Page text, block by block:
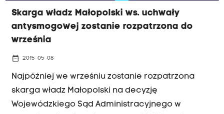
Skarga władz Małopolski ws. uchwały
antysmogowej zostanie rozpatrzona do
września
date_range 2015-05-08
Najpóźniej we wrześniu zostanie rozpatrzona
skarga władz Małopolski na decyzję
Wojewódzkiego Sąd Administracyjnego w